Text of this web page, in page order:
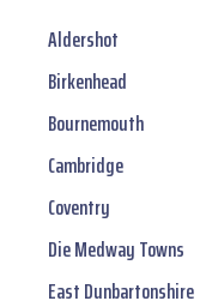
Aldershot
Birkenhead
Bournemouth
Cambridge
Coventry
Die Medway Towns
East Dunbartonshire